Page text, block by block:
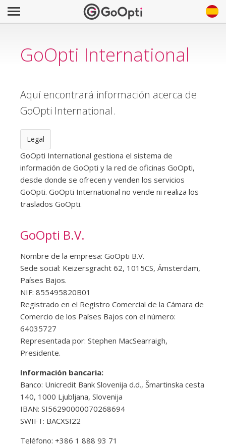
GoOpti International
Aquí encontrará información acerca de
GoOpti International.
Legal
GoOpti International gestiona el sistema de
información de GoOpti y la red de oficinas GoOpti,
desde donde se ofrecen y venden los servicios
GoOpti. GoOpti International no vende ni realiza los
traslados GoOpti.
GoOpti B.V.
Nombre de la empresa: GoOpti B.V.
Sede social: Keizersgracht 62, 1015CS, Ámsterdam,
Países Bajos.
NIF: 855495820B01
Registrado en el Registro Comercial de la Cámara de
Comercio de los Países Bajos con el número:
64035727
Representada por: Stephen MacSearraigh,
Presidente.
Información bancaria:
Banco: Unicredit Bank Slovenija d.d., Šmartinska cesta
140, 1000 Ljubljana, Slovenija
IBAN: SI56290000070268694
SWIFT: BACXSI22
Teléfono: +386 1 888 93 71